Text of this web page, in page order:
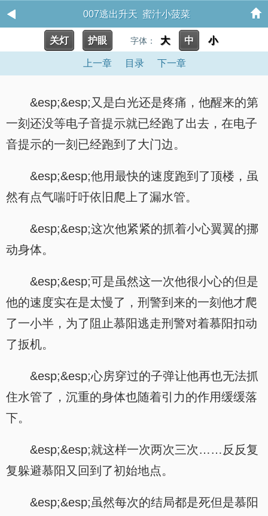
007逃出升天 蜜汁小菠菜
关灯 护眼 字体： 大 中 小
上一章 目录 下一章
&esp;&esp;又是白光还是疼痛，他醒来的第
一刻还没等电子音提示就已经跑了出去，在电子
音提示的一刻已经跑到了大门边。
&esp;&esp;他用最快的速度跑到了顶楼，虽
然有点气喘吁吁依旧爬上了漏水管。
&esp;&esp;这次他紧紧的抓着小心翼翼的挪
动身体。
&esp;&esp;可是虽然这一次他很小心的但是
他的速度实在是太慢了，刑警到来的一刻他才爬
了一小半，为了阻止慕阳逃走刑警对着慕阳扣动
了扳机。
&esp;&esp;心房穿过的子弹让他再也无法抓
住水管了，沉重的身体也随着引力的作用缓缓落
下。
&esp;&esp;就这样一次两次三次……反反复
复躲避慕阳又回到了初始地点。
&esp;&esp;虽然每次的结局都是死但是慕阳